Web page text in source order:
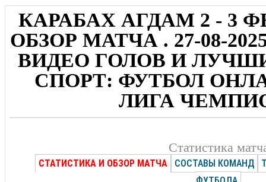
КАРАБАХ АГДАМ 2 - 3
ОБЗОР МАТЧА . 27-08-
ВИДЕО ГОЛОВ И
СПОРТ: ФУТБОЛ
ЛИГА
Статистика
СТАТИСТИКА И ОБЗОР МАТЧА СОСТАВЫ КОМАНД